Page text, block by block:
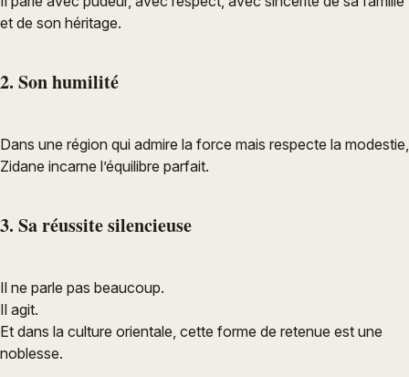
et de son héritage.
2. Son humilité
Dans une région qui admire la force mais respecte la modestie,
Zidane incarne l’équilibre parfait.
3. Sa réussite silencieuse
Il ne parle pas beaucoup.
Il agit.
Et dans la culture orientale, cette forme de retenue est une
noblesse.